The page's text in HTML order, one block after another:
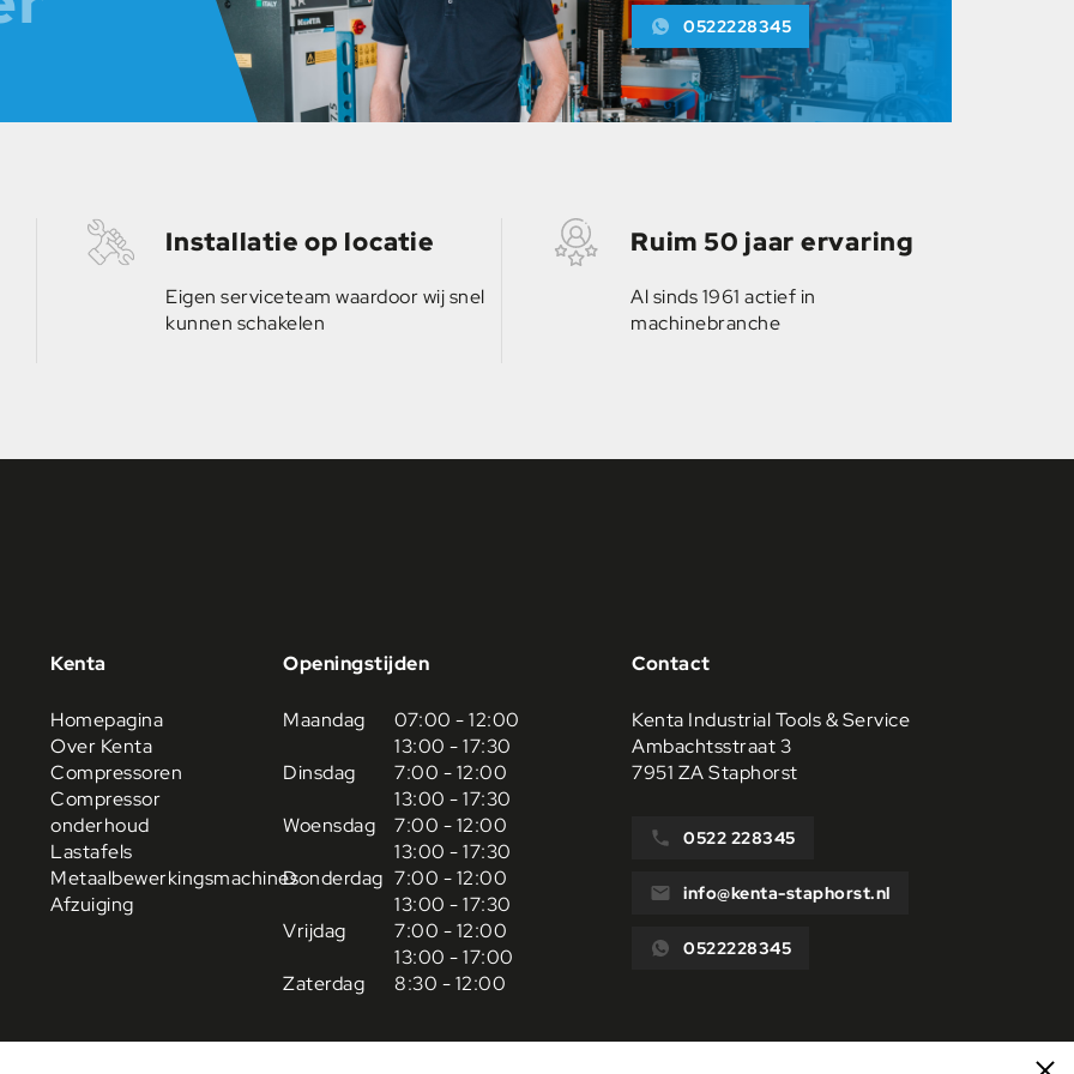
0522228345
Installatie op locatie
Eigen serviceteam waardoor wij snel
kunnen schakelen
Ruim 50 jaar ervaring
Al sinds 1961 actief in
machinebranche
Kenta
Homepagina
Over Kenta
Compressoren
Compressor
onderhoud
Lastafels
Metaalbewerkingsmachines
Afzuiging
Openingstijden
Maandag
07:00 - 12:00
13:00 - 17:30
Dinsdag
7:00 - 12:00
13:00 - 17:30
Woensdag
7:00 - 12:00
13:00 - 17:30
Donderdag 7:00 - 12:00
13:00 - 17:30
Vrijdag
7:00 - 12:00
13:00 - 17:00
Zaterdag
8:30 - 12:00
Contact
Kenta Industrial Tools & Service
Ambachtsstraat 3
7951 ZA Staphorst
0522 228345
info@kenta-staphorst.nl
0522228345